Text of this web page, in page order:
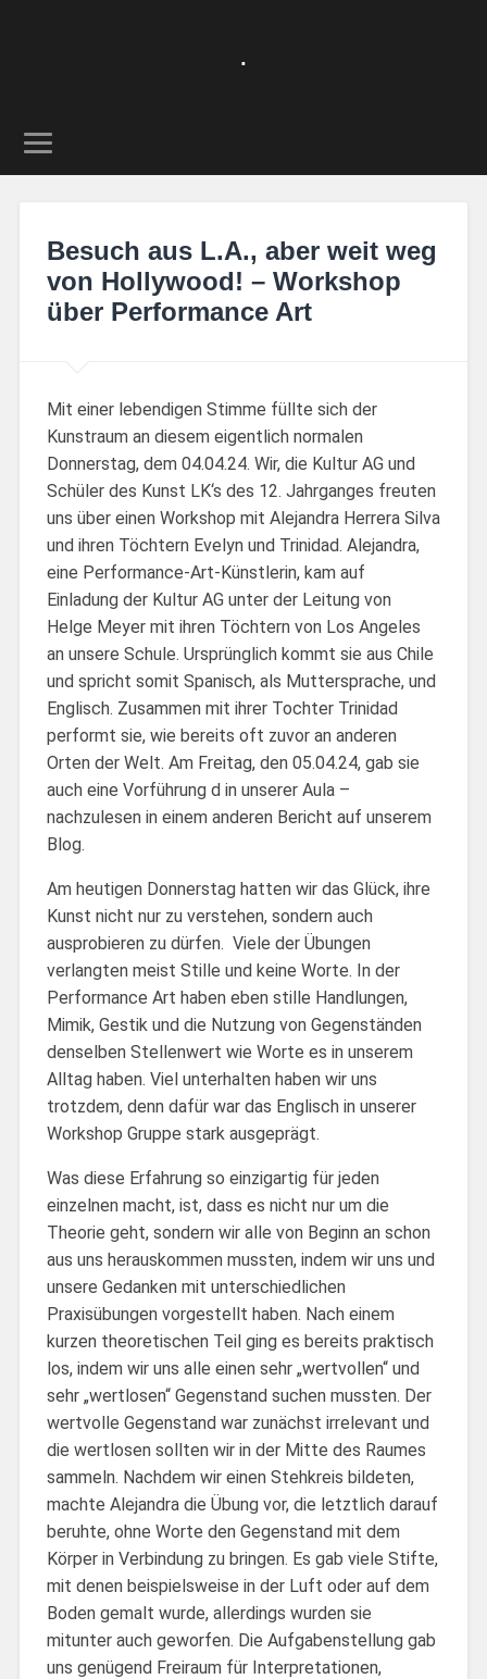
.
Besuch aus L.A., aber weit weg
von Hollywood! – Workshop
über Performance Art
Mit einer lebendigen Stimme füllte sich der
Kunstraum an diesem eigentlich normalen
Donnerstag, dem 04.04.24. Wir, die Kultur AG und
Schüler des Kunst LK‘s des 12. Jahrganges freuten
uns über einen Workshop mit Alejandra Herrera Silva
und ihren Töchtern Evelyn und Trinidad. Alejandra,
eine Performance-Art-Künstlerin, kam auf
Einladung der Kultur AG unter der Leitung von
Helge Meyer mit ihren Töchtern von Los Angeles
an unsere Schule. Ursprünglich kommt sie aus Chile
und spricht somit Spanisch, als Muttersprache, und
Englisch. Zusammen mit ihrer Tochter Trinidad
performt sie, wie bereits oft zuvor an anderen
Orten der Welt. Am Freitag, den 05.04.24, gab sie
auch eine Vorführung d in unserer Aula –
nachzulesen in einem anderen Bericht auf unserem
Blog.
Am heutigen Donnerstag hatten wir das Glück, ihre
Kunst nicht nur zu verstehen, sondern auch
ausprobieren zu dürfen. Viele der Übungen
verlangten meist Stille und keine Worte. In der
Performance Art haben eben stille Handlungen,
Mimik, Gestik und die Nutzung von Gegenständen
denselben Stellenwert wie Worte es in unserem
Alltag haben. Viel unterhalten haben wir uns
trotzdem, denn dafür war das Englisch in unserer
Workshop Gruppe stark ausgeprägt.
Was diese Erfahrung so einzigartig für jeden
einzelnen macht, ist, dass es nicht nur um die
Theorie geht, sondern wir alle von Beginn an schon
aus uns herauskommen mussten, indem wir uns und
unsere Gedanken mit unterschiedlichen
Praxisübungen vorgestellt haben. Nach einem
kurzen theoretischen Teil ging es bereits praktisch
los, indem wir uns alle einen sehr „wertvollen“ und
sehr „wertlosen“ Gegenstand suchen mussten. Der
wertvolle Gegenstand war zunächst irrelevant und
die wertlosen sollten wir in der Mitte des Raumes
sammeln. Nachdem wir einen Stehkreis bildeten,
machte Alejandra die Übung vor, die letztlich darauf
beruhte, ohne Worte den Gegenstand mit dem
Körper in Verbindung zu bringen. Es gab viele Stifte,
mit denen beispielsweise in der Luft oder auf dem
Boden gemalt wurde, allerdings wurden sie
mitunter auch geworfen. Die Aufgabenstellung gab
uns genügend Freiraum für Interpretationen,